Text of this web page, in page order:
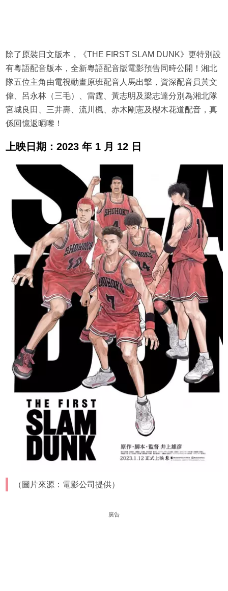
除了原裝日文版本，《THE FIRST SLAM DUNK》更特別設
有粵語配音版本，全新粵語配音版電影預告同時公開！湘北
隊五位主角由電視動畫原班配音人馬出撃，資深配音員黃文
偉、呂永林（三毛）、雷霆、黃志明及梁志達分別為湘北隊
宮城良田、三井壽、流川楓、赤木剛憲及櫻木花道配音，真
係回憶返晒嚟！
上映日期：2023 年 1 月 12 日
（圖片來源：電影公司提供）
廣告